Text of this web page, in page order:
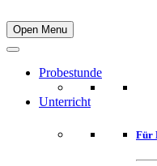
Open Menu
Probestunde
Unterricht
Für